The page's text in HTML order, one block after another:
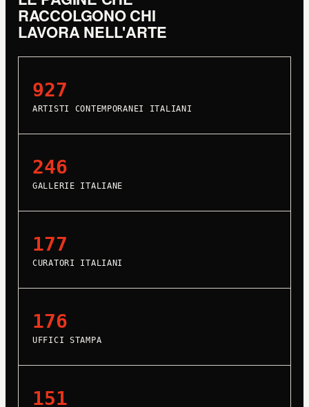
RACCOLGONO CHI
LAVORA NELL'ARTE
927
ARTISTI CONTEMPORANEI ITALIANI
246
GALLERIE ITALIANE
177
CURATORI ITALIANI
176
UFFICI STAMPA
151